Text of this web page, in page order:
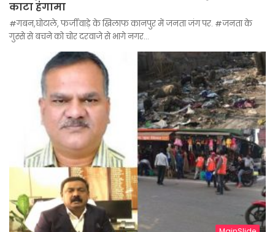
काटा हंगामा
#गबन,घोटाले, फर्जीवाड़े के खिलाफ कानपुर में जनता जंग पर. #जनता के
गुस्से से बचने को चोर दरवाजे से भागे नगर…